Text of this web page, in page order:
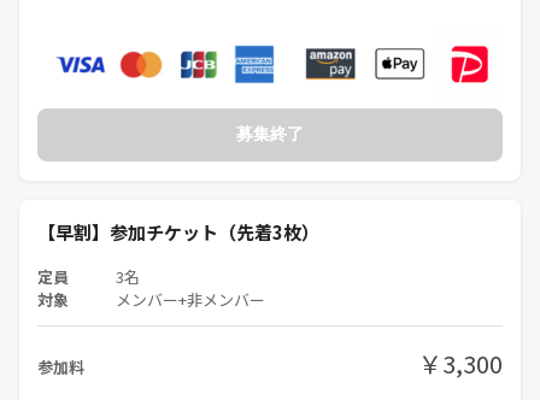
🙅遅刻絶対厳禁🙅
（究極15:55までにお越しいただけない場合、申し訳ございませんがゲ
ームは途中参加ができないため、ご参加をお断りします。※返金も不可
お菓子・食事・お酒の持ち込み完全自由
一緒にお酒を飲んでマダミスしたら
高確率で仲良くなれます！（統計取れました）
■会場：
商店街の中、スーパーや安居酒屋もたくさん、途中外出してご飯やお酒
募集終了
【早割】参加チケット（先着3枚）
定員 3名
対象 メンバー+非メンバー
参加料 ￥3,300